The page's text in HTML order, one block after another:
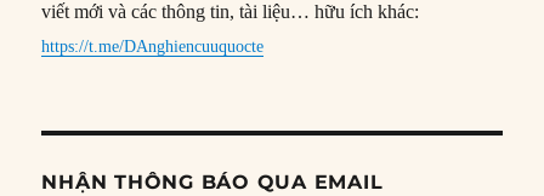
viết mới và các thông tin, tài liệu… hữu ích khác:
https://t.me/DAnghiencuuquocte
NHẬN THÔNG BÁO QUA EMAIL